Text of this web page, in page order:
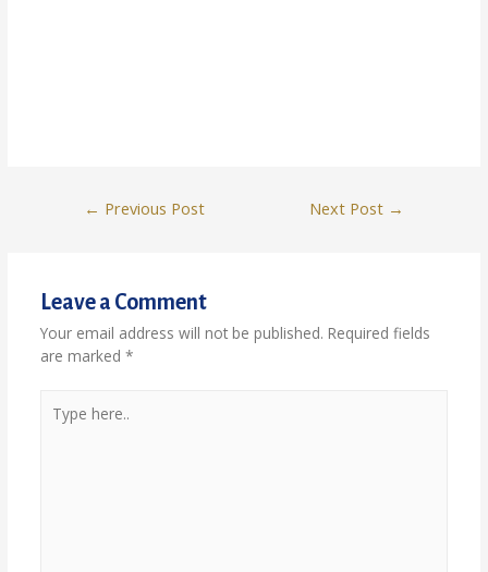
← Previous Post Next Post →
Leave a Comment
Your email address will not be published. Required fields
are marked *
here..